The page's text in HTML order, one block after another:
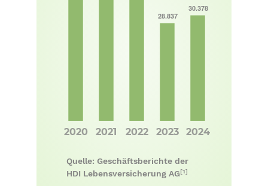
Quelle: Geschäftsberichte der
HDI Lebensversicherung AG[1]